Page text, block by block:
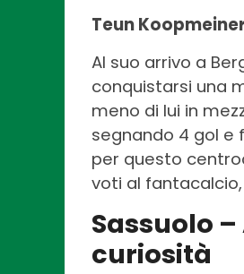
Teun
Al suo arrivo a
conquistarsi una
meno di lui in
segnando 4 gol e
per questo
voti al
Sassuolo
curiosità